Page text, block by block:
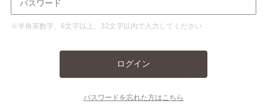
※半角英数字、6文字以上、32文字以内で入力してください
ログイン
パスワードを忘れた方はこちら